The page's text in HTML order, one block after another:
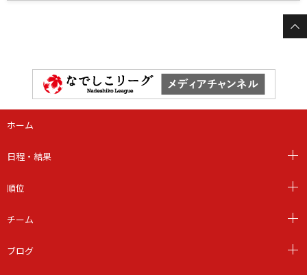
ホーム
日程・結果
順位
チーム
ブログ